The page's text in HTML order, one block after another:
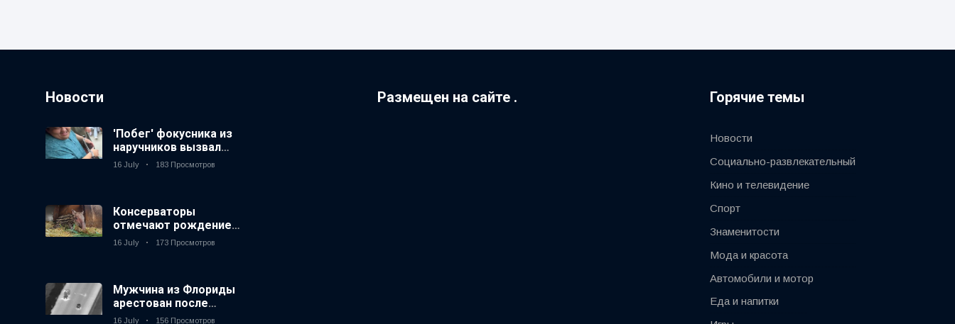
Новости
'Побег' фокусника из
наручников вызвал
смех у аудитории
16 July 183 Просмотров
Консерваторы
отмечают рождение
первого низкогорного
16 July 173 Просмотров
Мужчина из Флориды
арестован после
запуска фейерверков
16 July 156 Просмотров
Размещен на сайте . Горячие темы
Новости
Социально-развлекательный
Кино и телевидение
Спорт
Знаменитости
Мода и красота
Автомобили и мотор
Еда и напитки